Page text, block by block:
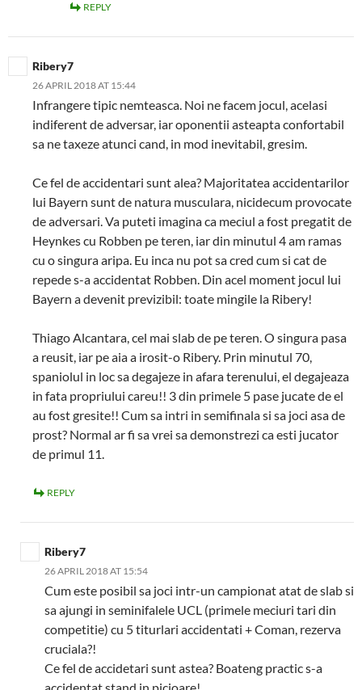
REPLY
Ribery7
26 APRIL 2018 AT 15:44
Infrangere tipic nemteasca. Noi ne facem jocul, acelasi
indiferent de adversar, iar oponentii asteapta confortabil
sa ne taxeze atunci cand, in mod inevitabil, gresim.
Ce fel de accidentari sunt alea? Majoritatea accidentarilor
lui Bayern sunt de natura musculara, nicidecum provocate
de adversari. Va puteti imagina ca meciul a fost pregatit de
Heynkes cu Robben pe teren, iar din minutul 4 am ramas
cu o singura aripa. Eu inca nu pot sa cred cum si cat de
repede s-a accidentat Robben. Din acel moment jocul lui
Bayern a devenit previzibil: toate mingile la Ribery!
Thiago Alcantara, cel mai slab de pe teren. O singura pasa
a reusit, iar pe aia a irosit-o Ribery. Prin minutul 70,
spaniolul in loc sa degajeze in afara terenului, el degajeaza
in fata propriului careu!! 3 din primele 5 pase jucate de el
au fost gresite!! Cum sa intri in semifinala si sa joci asa de
prost? Normal ar fi sa vrei sa demonstrezi ca esti jucator
de primul 11.
REPLY
Ribery7
26 APRIL 2018 AT 15:54
Cum este posibil sa joci intr-un campionat atat de slab si
sa ajungi in seminifalele UCL (primele meciuri tari din
competitie) cu 5 titurlari accidentati + Coman, rezerva
cruciala?!
Ce fel de accidetari sunt astea? Boateng practic s-a